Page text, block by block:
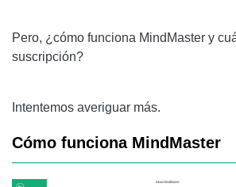
Pero, ¿cómo funciona MindMaster y
suscripción?
Intentemos averiguar más.
Cómo funciona MindMaster